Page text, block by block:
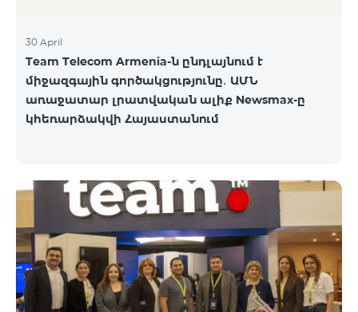
30 April
Team Telecom Armenia-ն ընդլայնում է
միջազգային գործակցությունը․ ԱՄՆ
առաջատար լրատվական ալիք Newsmax-ը
կհեռարձակվի Հայաստանում